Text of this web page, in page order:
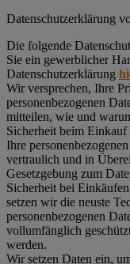
Datenschutz­erklärung
Die folgende
Sie ein gewerblicher
Datenschutzerklärung
Wir versprechen, Ihre
personenbezogenen
mitteilen, wie und
Sicherheit beim
Ihre
vertraulich und in
Gesetzgebung zum
Sicherheit bei
setzen wir die neuste
personenbezogenen
vollumfänglich
werden.
Wir setzen Daten ein,